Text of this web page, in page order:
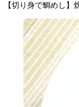
【切り身で鯛めし